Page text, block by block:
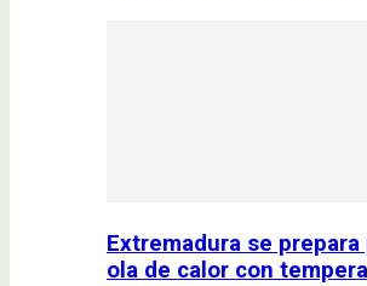
Extremadura se prepara
ola de calor con